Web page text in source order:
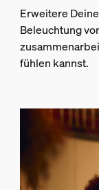
Erweitere
Beleuchtung
fühlen kannst.